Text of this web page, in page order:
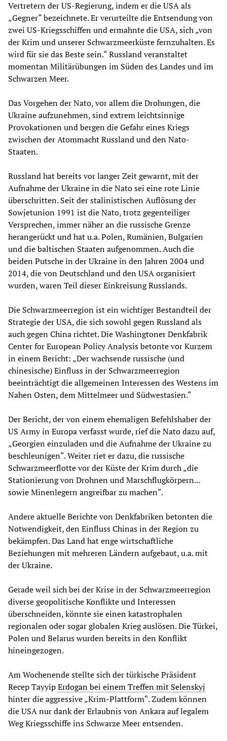
Vertretern der US-Regierung, indem er die USA als
„Gegner“ bezeichnete. Er verurteilte die Entsendung von
zwei US-Kriegsschiffen und ermahnte die USA, sich „von
der Krim und unserer Schwarzmeerküste fernzuhalten. Es
wird für sie das Beste sein.“ Russland veranstaltet
momentan Militärübungen im Süden des Landes und im
Schwarzen Meer.
Das Vorgehen der Nato, vor allem die Drohungen, die
Ukraine aufzunehmen, sind extrem leichtsinnige
Provokationen und bergen die Gefahr eines Kriegs
zwischen der Atommacht Russland und den Nato-
Staaten.
Russland hat bereits vor langer Zeit gewarnt, mit der
Aufnahme der Ukraine in die Nato sei eine rote Linie
überschritten. Seit der stalinistischen Auflösung der
Sowjetunion 1991 ist die Nato, trotz gegenteiliger
Versprechen, immer näher an die russische Grenze
herangerückt und hat u.a. Polen, Rumänien, Bulgarien
und die baltischen Staaten aufgenommen. Auch die
beiden Putsche in der Ukraine in den Jahren 2004 und
2014, die von Deutschland und den USA organisiert
wurden, waren Teil dieser Einkreisung Russlands.
Die Schwarzmeerregion ist ein wichtiger Bestandteil der
Strategie der USA, die sich sowohl gegen Russland als
auch gegen China richtet. Die Washingtoner Denkfabrik
Center for European Policy Analysis betonte vor Kurzem
in einem Bericht: „Der wachsende russische (und
chinesische) Einfluss in der Schwarzmeerregion
beeinträchtigt die allgemeinen Interessen des Westens im
Nahen Osten, dem Mittelmeer und Südwestasien.“
Der Bericht, der von einem ehemaligen Befehlshaber der
US Army in Europa verfasst wurde, rief die Nato dazu auf,
„Georgien einzuladen und die Aufnahme der Ukraine zu
beschleunigen“. Weiter riet er dazu, die russische
Schwarzmeerflotte vor der Küste der Krim durch „die
Stationierung von Drohnen und Marschflugkörpern...
sowie Minenlegern angreifbar zu machen“.
Andere aktuelle Berichte von Denkfabriken betonten die
Notwendigkeit, den Einfluss Chinas in der Region zu
bekämpfen. Das Land hat enge wirtschaftliche
Beziehungen mit mehreren Ländern aufgebaut, u.a. mit
der Ukraine.
Gerade weil sich bei der Krise in der Schwarzmeerregion
diverse geopolitische Konflikte und Interessen
überschneiden, könnte sie einen katastrophalen
regionalen oder sogar globalen Krieg auslösen. Die Türkei,
Polen und Belarus wurden bereits in den Konflikt
hineingezogen.
Am Wochenende stellte sich der türkische Präsident
Recep TayyipErdogan bei einem Treffen mit Selenskyj
hinter die aggressive „Krim-Plattform“. Zudem können
die USA nur dank der Erlaubnis von Ankara auf legalem
Weg Kriegsschiffe ins Schwarze Meer entsenden.